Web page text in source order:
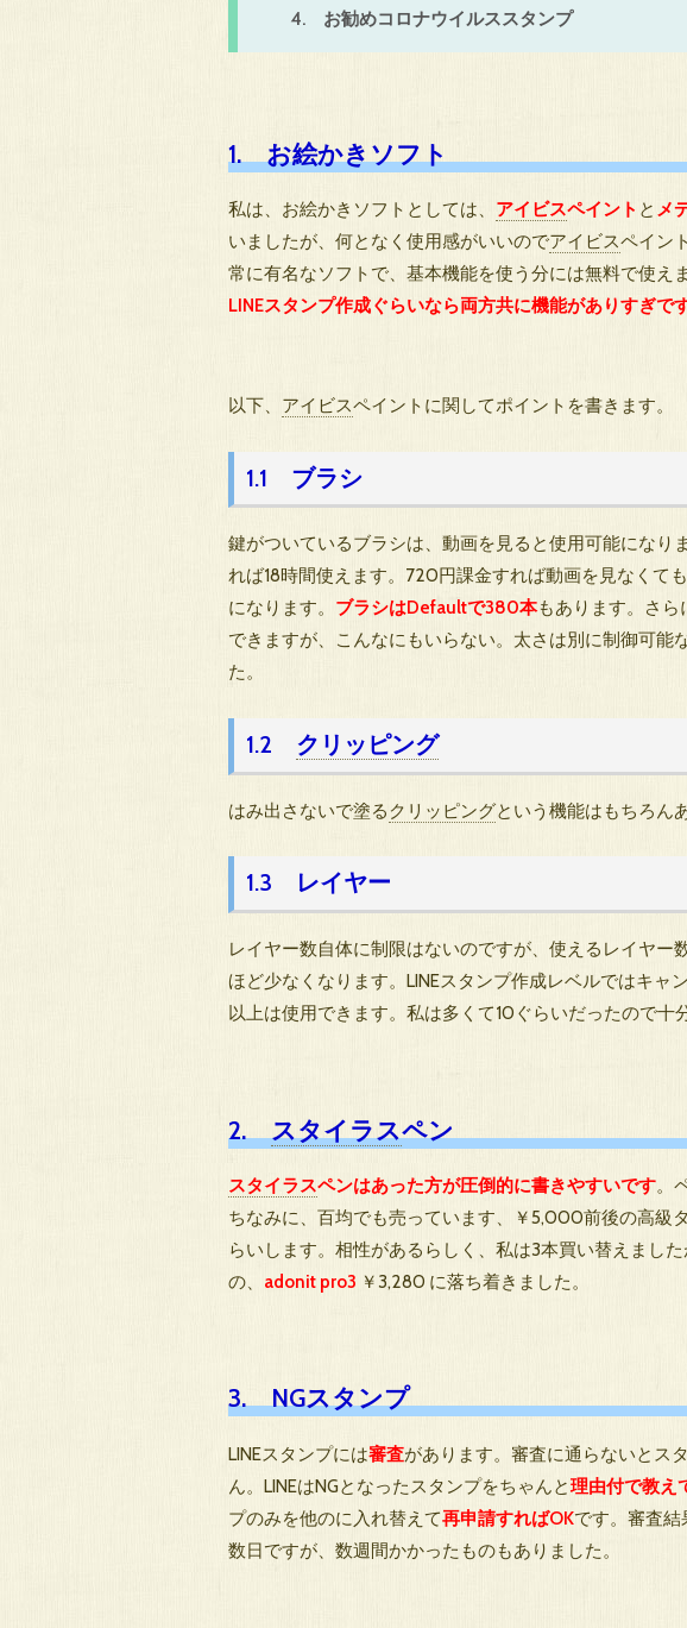
4. お勧めコロナウイルススタンプ
1. お絵かきソフト
私は、お絵かきソフトとしては、 アイビスペイント と メ
いましたが、何となく使用感がいいのでアイビスペイン
常に有名なソフトで、基本機能を使う分には無料で使えま
LINEスタンプ作成ぐらいなら両方共に機能がありすぎです
以下、 アイビスペイントに関してポイントを書きます。
1.1 ブラシ
鍵がついているブラシは、動画を見ると使用可能になり
れば18時間使えます。720円課金すれば動画を見なくて
になります。 ブラシはDefaultで380本もあります。さら
できますが、こんなにもいらない。太さは別に制御可能な
た。
1.2 クリッピング
はみ出さないで塗る クリッピングという機能はもちろん
1.3 レイヤー
レイヤー数自体に制限はないのですが、使えるレイヤー
ほど少なくなります。LINEスタンプ作成レベルではキャ
以上は使用できます。私は多くて10ぐらいだったので十
2. スタイラスペン
スタイラスペンはあった方が圧倒的に書きやすいです。
ちなみに、百均でも売っています、￥5,000前後の高級タ
らいします。相性があるらしく、私は3本買い替えまし
の、 adonit pro3 ￥3,280 に落ち着きました。
3. NGスタンプ
LINEスタンプには審査があります。審査に通らないとス
ん。LINEはNGとなったスタンプをちゃんと理由付で教え
プのみを他のに入れ替えて再申請すればOKです。審査
数日ですが、数週間かかったものもありました。